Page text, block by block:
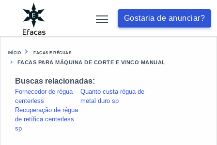
Gostaria de anunciar?
INÍCIO FACAS E RÉGUAS
FACAS PARA MÁQUINA DE CORTE E VINCO MANUAL
Buscas relacionadas:
Fornecedor de régua
centerless
Quanto custa régua de
metal duro sp
Recuperação de régua
de retífica centerless
sp